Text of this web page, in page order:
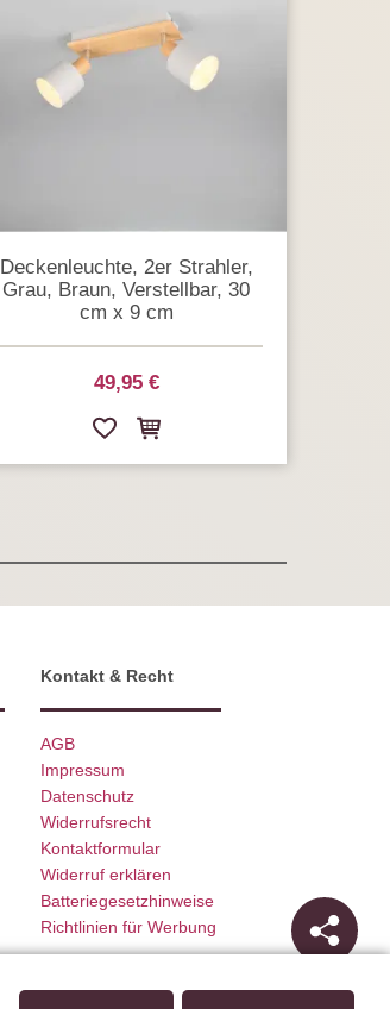
Deckenleuchte, 2er Strahler,
Grau, Braun, Verstellbar, 30
cm x 9 cm
49,95 €
Kontakt & Recht
AGB
Impressum
Datenschutz
Widerrufsrecht
Kontaktformular
Widerruf erklären
Batteriegesetzhinweise
Richtlinien für Werbung